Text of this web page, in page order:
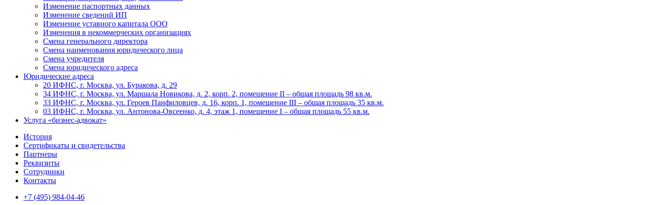
Изменение паспортных данных
Изменение сведений ИП
Изменение уставного капитала ООО
Изменения в некоммерческих организациях
Смена генерального директора
Смена наименования юридического лица
Смена учредителя
Смена юридического адреса
Юридические адреса
20 ИФНС, г. Москва, ул. Буракова, д. 29
34 ИФНС, г. Москва, ул. Маршала Новикова, д. 2, корп. 2, помещение II – общая площадь 98 кв.м.
33 ИФНС, г. Москва, ул. Героев Панфиловцев, д. 16, корп. 1, помещение III – общая площадь 35 кв.м.
03 ИФНС, г. Москва, ул. Антонова-Овсеенко, д. 4, этаж 1, помещение I – общая площадь 55 кв.м.
Услуга «бизнес-адвокат»
История
Сертификаты и свидетельства
Партнеры
Реквизиты
Сотрудники
Контакты
+7 (495) 984-04-46